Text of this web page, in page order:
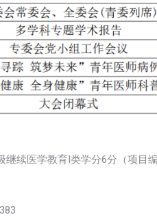
续医学教育I类学分6分（项目